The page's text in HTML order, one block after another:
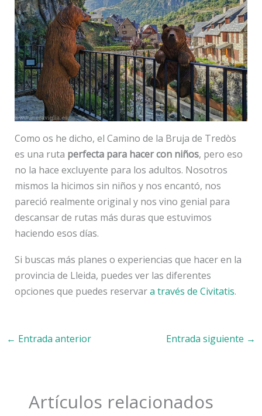
Como os he dicho, el Camino de la Bruja de Tredòs
es una ruta perfecta para hacer con niños, pero eso
no la hace excluyente para los adultos. Nosotros
mismos la hicimos sin niños y nos encantó, nos
pareció realmente original y nos vino genial para
descansar de rutas más duras que estuvimos
haciendo esos días.
Si buscas más planes o experiencias que hacer en la
provincia de Lleida, puedes ver las diferentes
opciones que puedes reservara través de Civitatis.
← Entrada anterior Entrada siguiente →
Artículos relacionados